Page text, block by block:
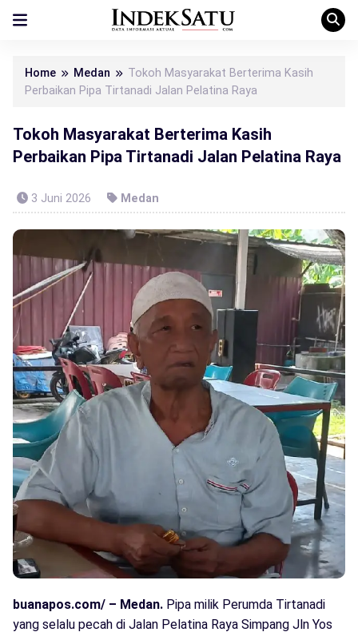
Home Medan
Tokoh Masyarakat Berterima Kasih
Perbaikan Pipa Tirtanadi Jalan Pelatina Raya
Tokoh Masyarakat Berterima Kasih
Perbaikan Pipa Tirtanadi Jalan Pelatina Raya
3 Juni 2026 Medan
buanapos.com/ – Medan. Pipa milik Perumda Tirtanadi
yang selalu pecah di Jalan Pelatina Raya Simpang Jln Yos